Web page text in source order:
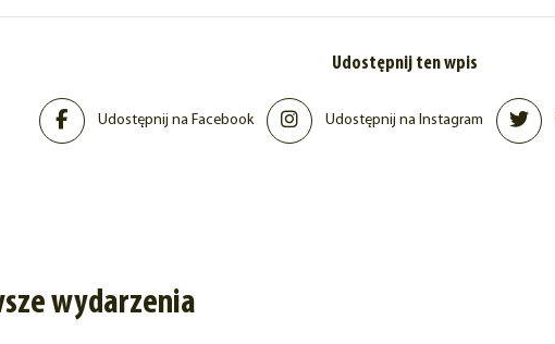
Udostępnij ten wpis
Udostępnij na Facebook Udostępnij na Instagram
wydarzenia